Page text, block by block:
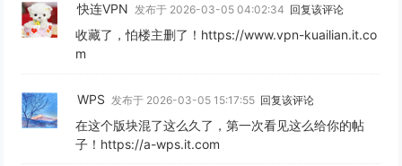
快连VPN 发布于 2026-03-05 04:02:34 回复该评论
收藏了，怕楼主删了！https://www.vpn-kuailian.it.co
m
WPS 发布于 2026-03-05 15:17:55 回复该评论
在这个版块混了这么久了，第一次看见这么给你的帖
子！https://a-wps.it.com